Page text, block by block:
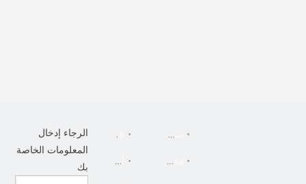
منزل، بيت
معلومات عنا
خدمة
أخبار
الرجاء إدخال
المعلومات الخاصة
بك